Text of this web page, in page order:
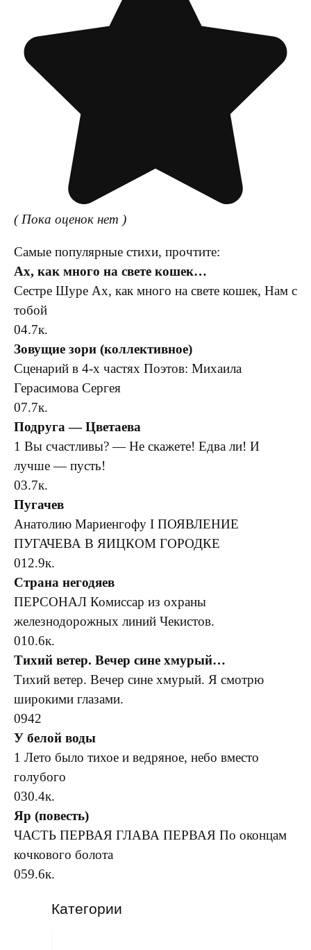
( Пока оценок нет )
Самые популярные стихи, прочтите:
Ах, как много на свете кошек…
Сестре Шуре Ах, как много на свете кошек, Нам с
тобой
04.7к.
Зовущие зори (коллективное)
Сценарий в 4-х частях Поэтов: Михаила
Герасимова Сергея
07.7к.
Подруга — Цветаева
1 Вы счастливы? — Не скажете! Едва ли! И
лучше — пусть!
03.7к.
Пугачев
Анатолию Мариенгофу I ПОЯВЛЕНИЕ
ПУГАЧЕВА В ЯИЦКОМ ГОРОДКЕ
012.9к.
Страна негодяев
ПЕРСОНАЛ Комиссар из охраны
железнодорожных линий Чекистов.
010.6к.
Тихий ветер. Вечер сине хмурый…
Тихий ветер. Вечер сине хмурый. Я смотрю
широкими глазами.
0942
У белой воды
1 Лето было тихое и ведряное, небо вместо
голубого
030.4к.
Яр (повесть)
ЧАСТЬ ПЕРВАЯ ГЛАВА ПЕРВАЯ По оконцам
кочкового болота
059.6к.
Категории